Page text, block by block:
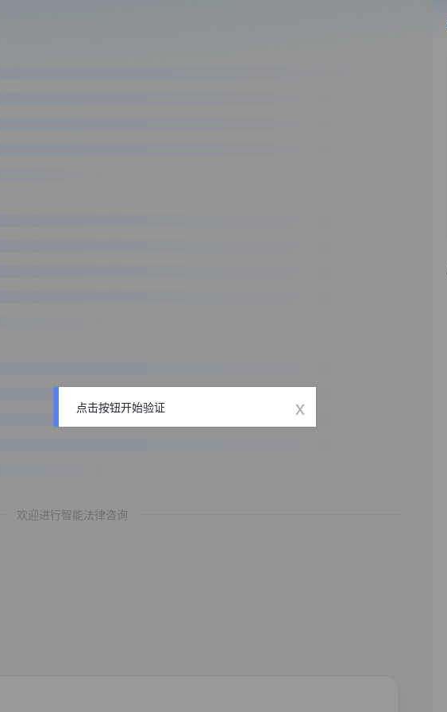
欢迎进行智能法律咨询
点击按钮开始验证 x